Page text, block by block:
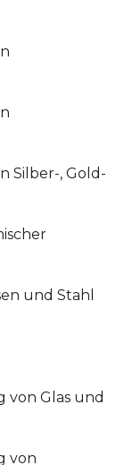
Silber-, Gold-
und Stahl
von Glas und
von